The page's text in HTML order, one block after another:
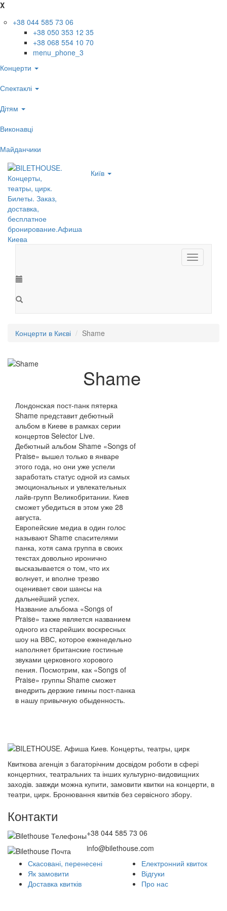
X
+38 044 585 73 06
+38 050 353 12 35
+38 068 554 10 70
menu_phone_3
Концерти
Спектаклі
Дітям
Виконавці
Майданчики
Київ
Toggle
navigation
Концерти в Києві Shame
Shame
Лондонская пост-панк пятерка
Shame представит дебютный
альбом в Киеве в рамках серии
концертов Selector Live.
Дебютный альбом Shame «Songs of
Praise» вышел только в январе
этого года, но они уже успели
заработать статус одной из самых
эмоциональных и увлекательных
лайв-групп Великобритании. Киев
сможет убедиться в этом уже 28
августа.
Европейские медиа в один голос
называют Shame спасителями
панка, хотя сама группа в своих
текстах довольно иронично
высказывается о том, что их
волнует, и вполне трезво
оценивает свои шансы на
дальнейший успех.
Название альбома «Songs of
Praise» также является названием
одного из старейших воскресных
шоу на ВВС, которое еженедельно
наполняет британские гостиные
звуками церковного хорового
пения. Посмотрим, как «Songs of
Praise» группы Shame сможет
внедрить дерзкие гимны пост-панка
в нашу привычную обыденность.
Квиткова агенція з багаторічним досвідом роботи в сфері
концертних, театральних та інших культурно-видовищних
заходів. завжди можна купити, замовити квитки на концерти, в
театри, цирк. Бронювання квитків без сервісного збору.
Контакти
+38 044 585 73 06
info@bilethouse.com
Скасовані, перенесені
Як замовити
Доставка квитків
Електронний квиток
Відгуки
Про нас